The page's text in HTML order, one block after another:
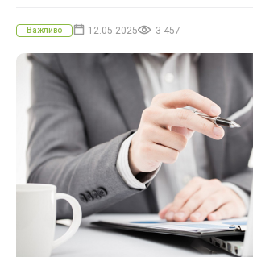
Важливо 12.05.2025 3 457